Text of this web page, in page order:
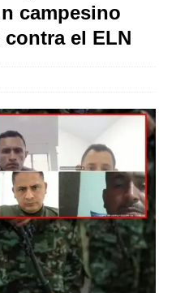
campesino
el ELN